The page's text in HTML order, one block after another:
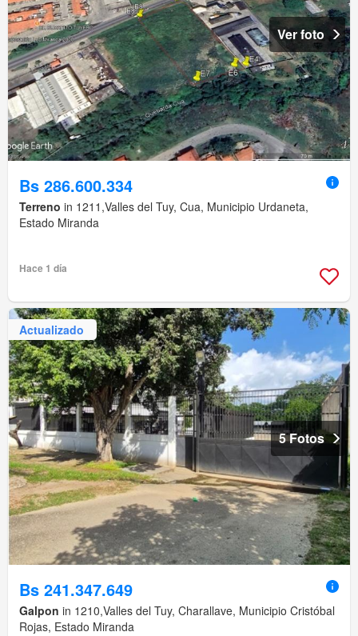
Ver foto
Bs 286.600.334
Terreno in 1211,Valles del Tuy, Cua, Municipio Urdaneta,
Estado Miranda
Hace 1 día
Actualizado
5 Fotos
Bs 241.347.649
Galpon in 1210,Valles del Tuy, Charallave, Municipio Cristóbal
Rojas, Estado Miranda